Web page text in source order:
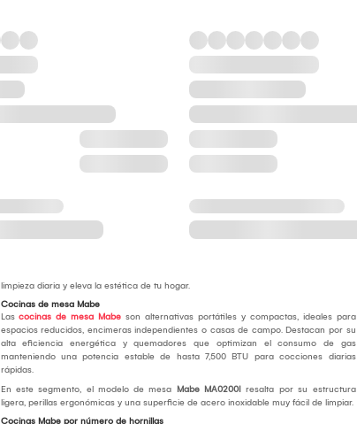
limpieza diaria y eleva la estética de tu hogar.
Cocinas de mesa Mabe
Las cocinas de mesa Mabeson alternativas portátiles y compactas, ideales para
espacios reducidos, encimeras independientes o casas de campo. Destacan por su
alta eficiencia energética y quemadores que optimizan el consumo de gas
manteniendo una potencia estable de hasta 7,500 BTU para cocciones diarias
rápidas.
En este segmento, el modelo de mesa
Mabe MA0200I
resalta por su estructura
ligera, perillas ergonómicas y una superficie de acero inoxidable muy fácil de limpiar.
Cocinas Mabe por número de hornillas